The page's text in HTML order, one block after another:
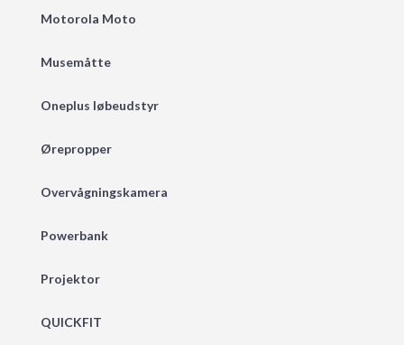
Motorola Moto
Musemåtte
Oneplus løbeudstyr
Ørepropper
Overvågningskamera
Powerbank
Projektor
QUICKFIT